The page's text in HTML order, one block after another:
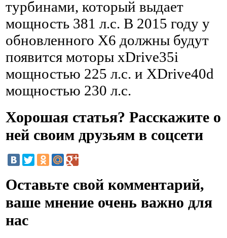
турбинами, который выдает
мощность 381 л.с. В 2015 году у
обновленного X6 должны будут
появится моторы xDrive35i
мощностью 225 л.с. и XDrive40d
мощностью 230 л.с.
Хорошая статья? Расскажите о
ней своим друзьям в соцсети
Оставьте свой комментарий,
ваше мнение очень важно для
нас